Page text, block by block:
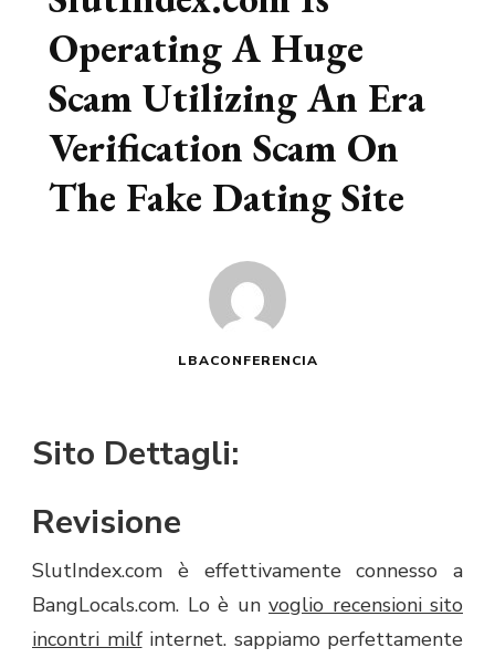
Operating A Huge
Scam Utilizing An Era
Verification Scam On
The Fake Dating Site
LBACONFERENCIA
Sito Dettagli:
Revisione
SlutIndex.com è effettivamente connesso a
BangLocals.com. Lo è un voglio recensioni sito
incontri milfinternet. sappiamo perfettamente